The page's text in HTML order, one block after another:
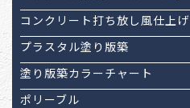
コンクリート打ち放し風仕上げ
プラスタル塗り版築
塗り版築カラーチャート
ポリーブル